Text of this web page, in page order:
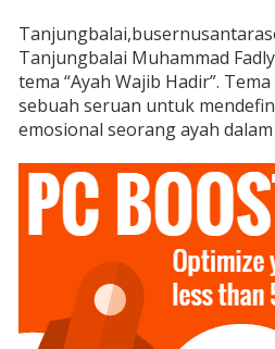
a
i
T
e
g
a
k
a
n
K
t
n
g
Tanjungbalai Muhammad
tema “Ayah Wajib Hadir”.
sebuah seruan untuk
emosional seorang ayah